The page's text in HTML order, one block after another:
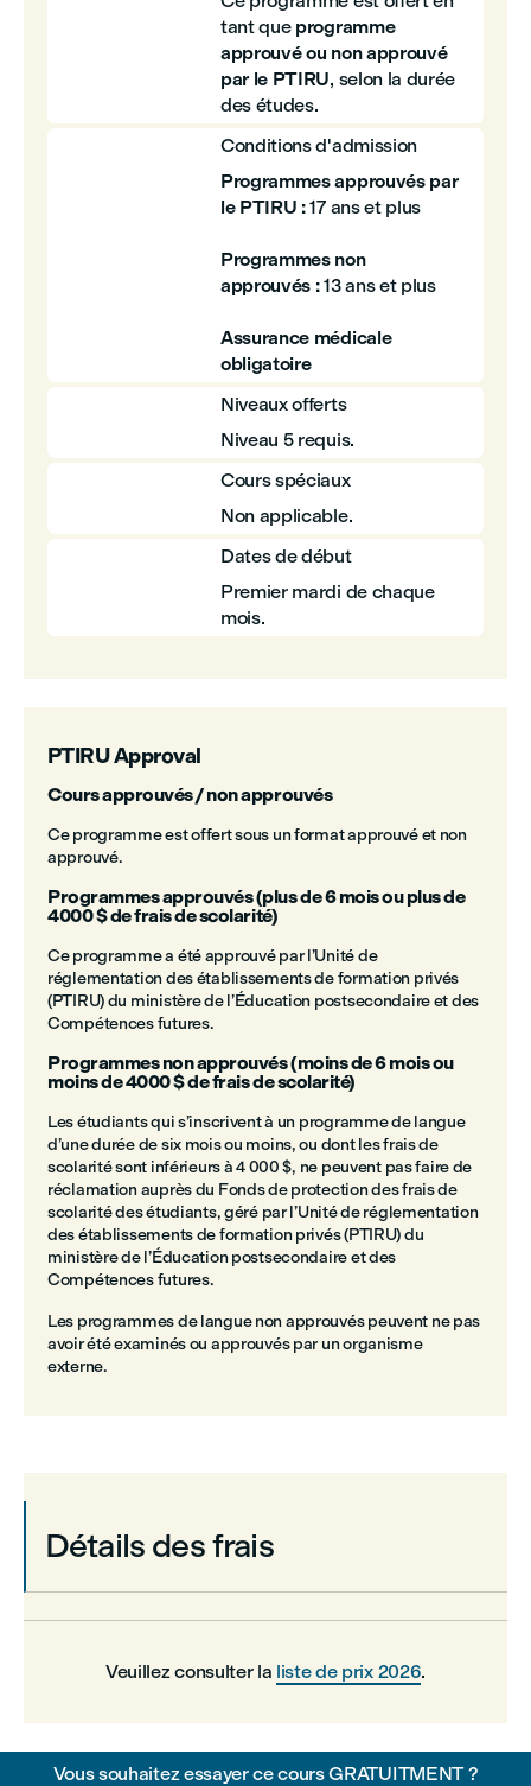
tant que programme
approuvé ou non approuvé
par le PTIRU, selon la durée
des études.
Conditions d'admission
Programmes approuvés par
le PTIRU :17 ans et plus
Programmes non
approuvés :13 ans et plus
Assurance médicale
obligatoire
Niveaux offerts
Niveau 5 requis.
Cours spéciaux
Non applicable.
Dates de début
Premier mardi de chaque
mois.
PTIRU Approval
Cours approuvés / non approuvés
Ce programme est offert sous un format approuvé et non
approuvé.
Programmes approuvés (plus de 6 mois ou plus de
4000 $ de frais de scolarité)
Ce programme a été approuvé par l’Unité de
réglementation des établissements de formation privés
(PTIRU) du ministère de l’Éducation postsecondaire et des
Compétences futures.
Programmes non approuvés (moins de 6 mois ou
moins de 4000 $ de frais de scolarité)
Les étudiants qui s’inscrivent à un programme de langue
d’une durée de six mois ou moins, ou dont les frais de
scolarité sont inférieurs à 4 000 $, ne peuvent pas faire de
réclamation auprès du Fonds de protection des frais de
scolarité des étudiants, géré par l’Unité de réglementation
des établissements de formation privés (PTIRU) du
ministère de l’Éducation postsecondaire et des
Compétences futures.
Les programmes de langue non approuvés peuvent ne pas
avoir été examinés ou approuvés par un organisme
externe.
Détails des frais
Veuillez consulter la liste de prix 2026.
Vous souhaitez essayer ce cours GRATUITMENT ?